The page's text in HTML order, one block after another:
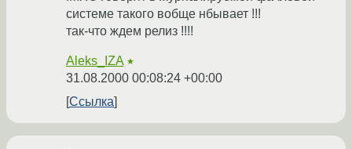
системе такого вобще нбывает !!!
так-что ждем релиз !!!!
Aleks_IZA ★
31.08.2000 00:08:24 +00:00
Ссылка